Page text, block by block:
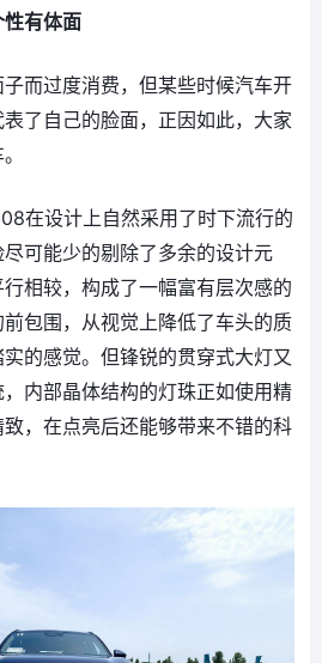
有体面
而过度消费，但某些时候汽车开
了自己的脸面，正因如此，大家
在设计上自然采用了时下流行的
可能少的剔除了多余的设计元
相较，构成了一幅富有层次感的
包围，从视觉上降低了车头的质
的感觉。但锋锐的贯穿式大灯又
内部晶体结构的灯珠正如使用精
，在点亮后还能够带来不错的科